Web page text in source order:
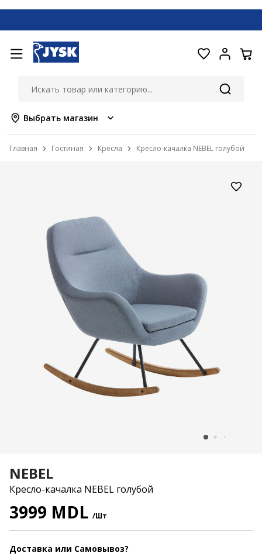
Выбрать магазин
Главная Гостиная Кресла Кресло-качалка NEBEL голубой
NEBEL
Кресло-качалка NEBEL голубой
3999 MDL /Шт
Доставка или Самовывоз?